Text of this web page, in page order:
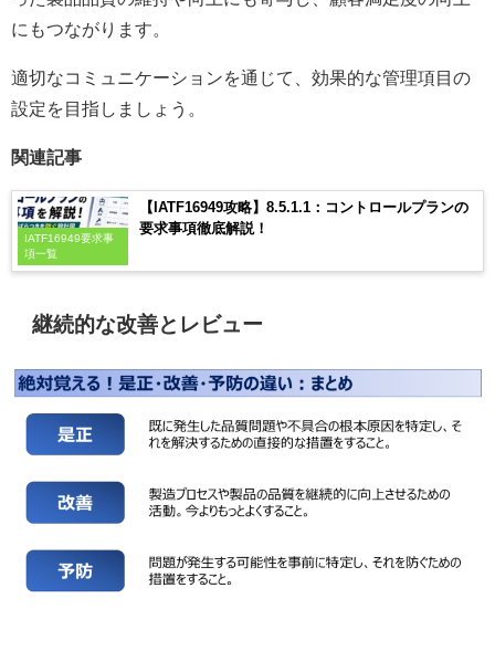
にもつながります。
適切なコミュニケーションを通じて、効果的な管理項目の
設定を目指しましょう。
関連記事
IATF16949要求事
項一覧
【IATF16949攻略】8.5.1.1：コントロールプランの
要求事項徹底解説！
継続的な改善とレビュー